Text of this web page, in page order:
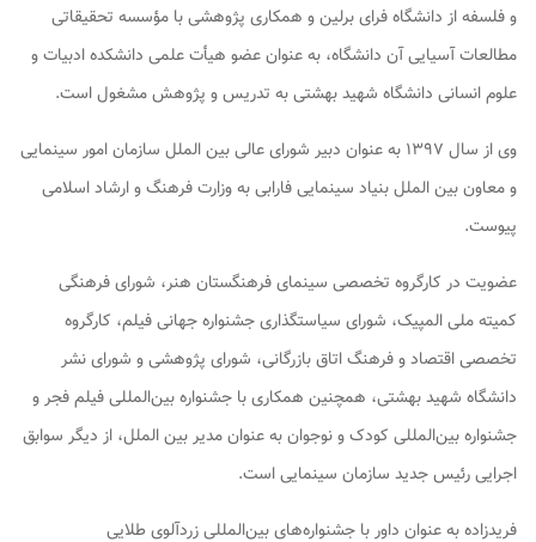
و فلسفه از دانشگاه فرای برلین و همکاری پژوهشی با مؤسسه تحقیقاتی
مطالعات آسیایی آن دانشگاه، به عنوان عضو هیأت علمی دانشکده ادبیات و
علوم انسانی دانشگاه شهید بهشتی به تدریس و پژوهش مشغول است.
وی از سال ۱۳۹۷ به عنوان دبیر شورای عالی بین الملل سازمان امور سینمایی
و معاون بین الملل بنیاد سینمایی فارابی به وزارت فرهنگ و ارشاد اسلامی
پیوست.
عضویت در کارگروه تخصصی سینمای فرهنگستان هنر، شورای فرهنگی
کمیته ملی المپیک، شورای سیاستگذاری جشنواره جهانی فیلم، کارگروه
تخصصی اقتصاد و فرهنگ اتاق بازرگانی، شورای پژوهشی و شورای نشر
دانشگاه شهید بهشتی، همچنین همکاری با جشنواره بین‌المللی فیلم فجر و
جشنواره بین‌المللی کودک و نوجوان به عنوان مدیر بین الملل، از دیگر سوابق
اجرایی رئیس جدید سازمان سینمایی است.
فریدزاده به عنوان داور با جشنواره‌های بین‌المللی زردآلوی طلایی